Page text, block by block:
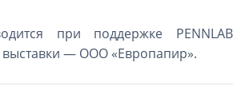
при поддержке PENNLAB
выставки — ООО «Европапир».